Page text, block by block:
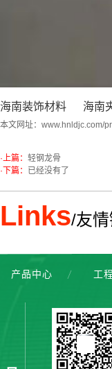
海南装饰材料 海南
本文网址： www.hnldjc.com/
·上篇： 轻钢龙骨
·下篇： 已经没有了
Links/友
产品中心 工